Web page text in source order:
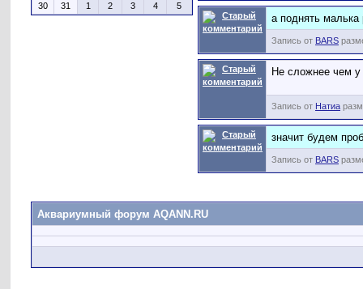
а поднять малька
Запись от BARS
Не сложнее чем
Запись от Натиа
значит будем
Запись от BARS
30
31 1 2 3 4 5
Аквариумный форум AQANN.RU